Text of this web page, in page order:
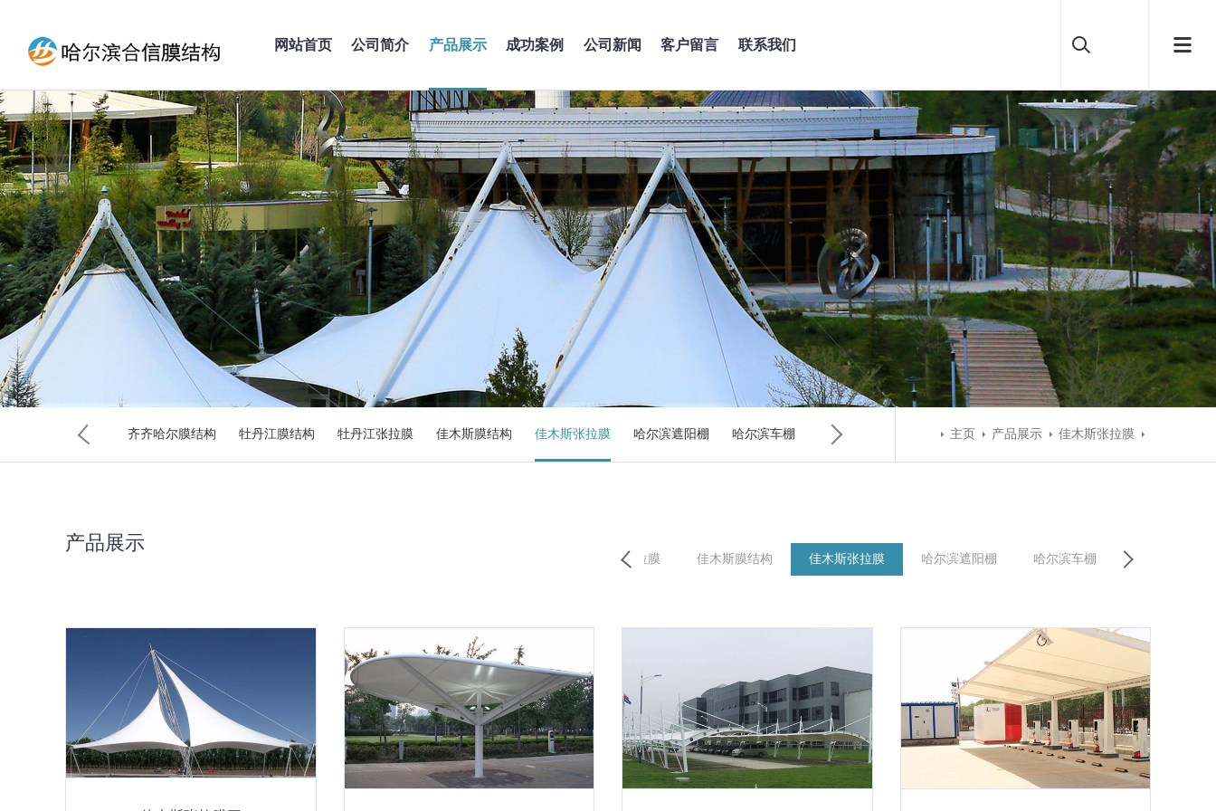
网站首页 公司简介 产品展示 成功案例 公司新闻 客户留言 联系我们
大庆张拉膜 齐齐哈尔膜结构 牡丹江膜结构 牡丹江张拉膜 佳木斯膜结构 佳木斯张拉膜 哈尔滨遮阳棚 哈尔滨车棚 主页 产品展示 佳木斯张拉膜
产品展示
牡丹江张拉膜 佳木斯膜结构 佳木斯张拉膜 哈尔滨遮阳棚 哈尔滨车棚